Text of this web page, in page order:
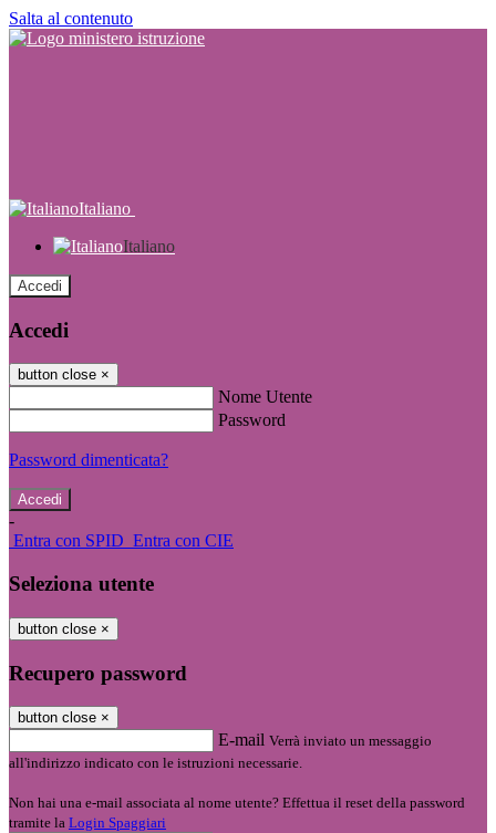
Salta al contenuto
Italiano
Italiano
Accedi
Accedi
button close ×
Nome Utente
Password
Password dimenticata?
-
Entra con SPID Entra con CIE
Seleziona utente
button close ×
Recupero password
button close ×
E-mail Verrà inviato un messaggio
all'indirizzo indicato con le istruzioni necessarie.
Non hai una e-mail associata al nome utente? Effettua il reset della password
tramite la Login Spaggiari